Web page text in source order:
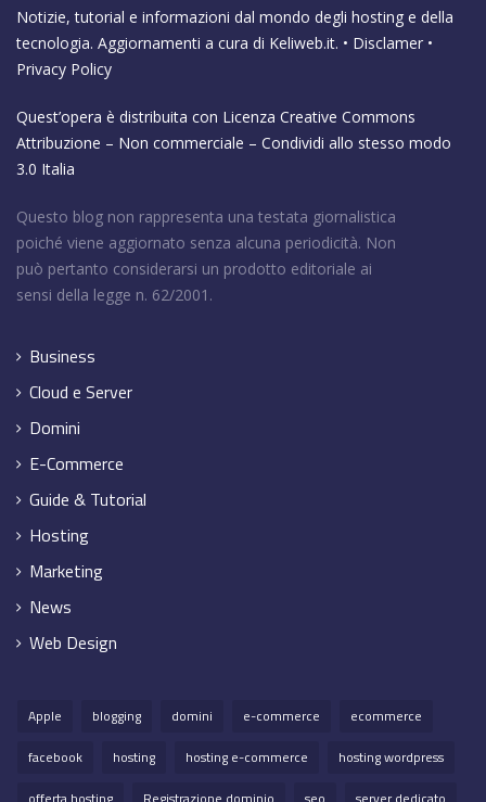
Notizie, tutorial e informazioni dal mondo degli hosting e della
tecnologia. Aggiornamenti a cura di Keliweb.it. • Disclamer •
Privacy Policy
Quest’opera è distribuita con Licenza Creative Commons
Attribuzione – Non commerciale – Condividi allo stesso modo
3.0 Italia
Questo blog non rappresenta una testata giornalistica
poiché viene aggiornato senza alcuna periodicità. Non
può pertanto considerarsi un prodotto editoriale ai
sensi della legge n. 62/2001.
Business
Cloud e Server
Domini
E-Commerce
Guide & Tutorial
Hosting
Marketing
News
Web Design
Apple blogging domini e-commerce
ecommerce
facebook
hosting hosting e-commerce
hosting wordpress
offerta hosting
Registrazione dominio seo server dedicato